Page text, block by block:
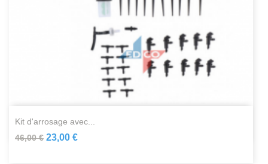
kit d'arrosage avec...
46,00 € 23,00 €